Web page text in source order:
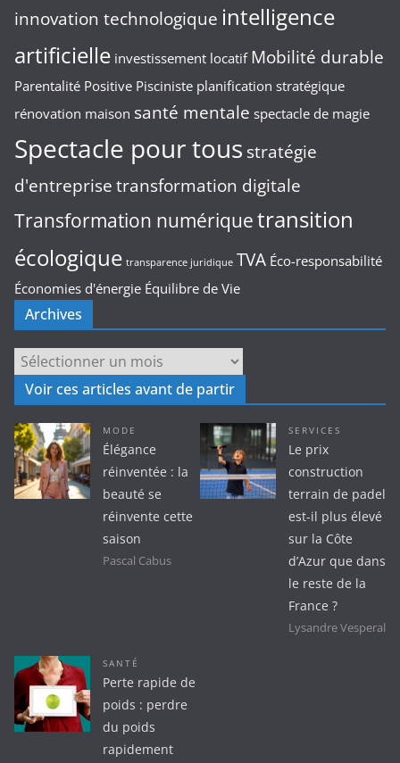
innovation technologique intelligence
artificielle investissement locatif Mobilité durable
Parentalité Positive Pisciniste planification stratégique
rénovation maison santé mentale spectacle de magie
Spectacle pour tous stratégie
d'entreprise transformation digitale
Transformation numériquetransition
écologique transparence juridique TVA Éco-responsabilité
Économies d'énergie Équilibre de Vie
Archives
Archives
Voir ces articles avant de partir
MODE
Élégance
réinventée : la
beauté se
réinvente cette
saison
Pascal Cabus
SERVICES
Le prix
construction
terrain de padel
est-il plus élevé
sur la Côte
d’Azur que dans
le reste de la
France ?
Lysandre Vesperal
SANTÉ
Perte rapide de
poids : perdre
du poids
rapidement